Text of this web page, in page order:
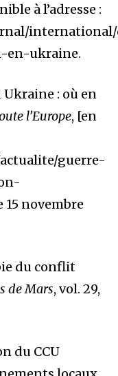
à l’adresse :
en-ukraine.
: où en
l’Europe, [en
guerre-
15 novembre
du conflit
de Mars, vol. 29,
du CCU